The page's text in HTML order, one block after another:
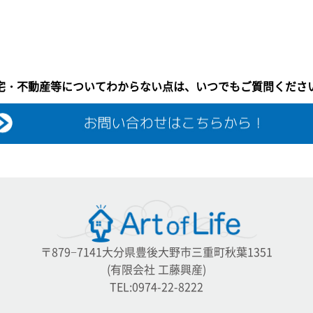
・不動産等についてわからない点は、いつでもご質問くださ
〒879−7141大分県豊後大野市三重町秋葉1351
(有限会社 工藤興産)
TEL:0974-22-8222